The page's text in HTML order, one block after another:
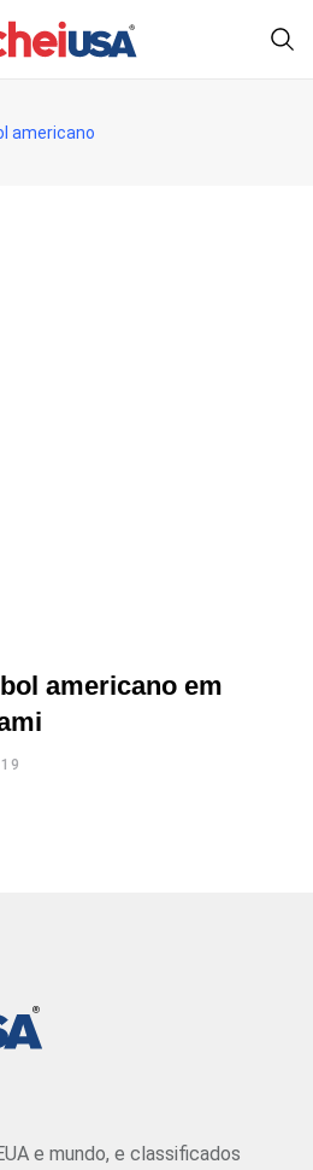
americano
americano em
e mundo, e classificados